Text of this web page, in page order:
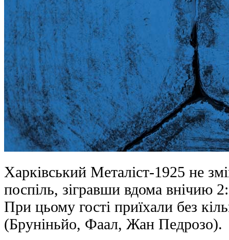
Харківський Металіст-1925 не
поспіль, зігравши вдома внічию
При цьому гості приїхали без
(Бруніньйо, Фаал, Жан Педрозо).